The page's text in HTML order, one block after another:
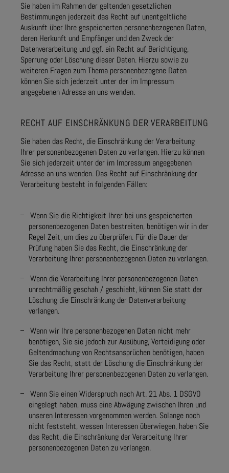
Sie haben im Rahmen der geltenden gesetzlichen
Bestimmungen jederzeit das Recht auf unentgeltliche
Auskunft über Ihre gespeicherten personenbezogenen Daten,
deren Herkunft und Empfänger und den Zweck der
Datenverarbeitung und ggf. ein Recht auf Berichtigung,
Sperrung oder Löschung dieser Daten. Hierzu sowie zu
weiteren Fragen zum Thema personenbezogene Daten
können Sie sich jederzeit unter der im Impressum
angegebenen Adresse an uns wenden.
RECHT AUF EINSCHRÄNKUNG DER VERARBEITUNG
Sie haben das Recht, die Einschränkung der Verarbeitung
Ihrer personenbezogenen Daten zu verlangen. Hierzu können
Sie sich jederzeit unter der im Impressum angegebenen
Adresse an uns wenden. Das Recht auf Einschränkung der
Verarbeitung besteht in folgenden Fällen:
Wenn Sie die Richtigkeit Ihrer bei uns gespeicherten
personenbezogenen Daten bestreiten, benötigen wir in der
Regel Zeit, um dies zu überprüfen. Für die Dauer der
Prüfung haben Sie das Recht, die Einschränkung der
Verarbeitung Ihrer personenbezogenen Daten zu verlangen.
Wenn die Verarbeitung Ihrer personenbezogenen Daten
unrechtmäßig geschah / geschieht, können Sie statt der
Löschung die Einschränkung der Datenverarbeitung
verlangen.
Wenn wir Ihre personenbezogenen Daten nicht mehr
benötigen, Sie sie jedoch zur Ausübung, Verteidigung oder
Geltendmachung von Rechtsansprüchen benötigen, haben
Sie das Recht, statt der Löschung die Einschränkung der
Verarbeitung Ihrer personenbezogenen Daten zu verlangen.
Wenn Sie einen Widerspruch nach Art. 21 Abs. 1 DSGVO
eingelegt haben, muss eine Abwägung zwischen Ihren und
unseren Interessen vorgenommen werden. Solange noch
nicht feststeht, wessen Interessen überwiegen, haben Sie
das Recht, die Einschränkung der Verarbeitung Ihrer
personenbezogenen Daten zu verlangen.